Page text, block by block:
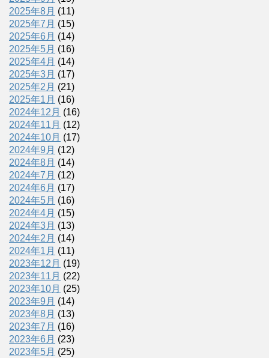
2025年8月 (11)
2025年7月 (15)
2025年6月 (14)
2025年5月 (16)
2025年4月 (14)
2025年3月 (17)
2025年2月 (21)
2025年1月 (16)
2024年12月 (16)
2024年11月 (12)
2024年10月 (17)
2024年9月 (12)
2024年8月 (14)
2024年7月 (12)
2024年6月 (17)
2024年5月 (16)
2024年4月 (15)
2024年3月 (13)
2024年2月 (14)
2024年1月 (11)
2023年12月 (19)
2023年11月 (22)
2023年10月 (25)
2023年9月 (14)
2023年8月 (13)
2023年7月 (16)
2023年6月 (23)
2023年5月 (25)